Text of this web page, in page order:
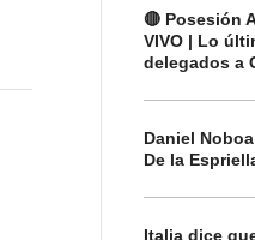
🔴 Posesión
VIVO | Lo
delegados a
Daniel
De la
Italia dice